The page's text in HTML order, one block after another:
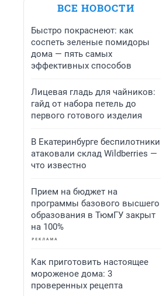
ВСЕ НОВОСТИ
Быстро покраснеют: как
соспеть зеленые помидоры
дома — пять самых
эффективных способов
Лицевая гладь для чайников:
гайд от набора петель до
первого готового изделия
В Екатеринбурге беспилотники
атаковали склад Wildberries —
что известно
Прием на бюджет на
программы базового высшего
образования в ТюмГУ закрыт
на 100%
Как приготовить настоящее
мороженое дома: 3
проверенных рецепта